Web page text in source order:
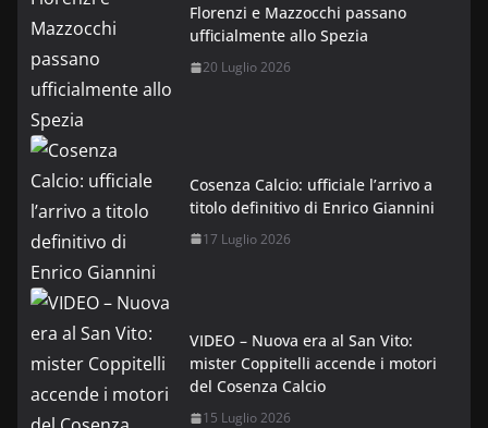
Florenzi e Mazzocchi passano
ufficialmente allo Spezia
20 Luglio 2026
Cosenza Calcio: ufficiale l’arrivo a
titolo definitivo di Enrico Giannini
17 Luglio 2026
VIDEO – Nuova era al San Vito:
mister Coppitelli accende i motori
del Cosenza Calcio
15 Luglio 2026